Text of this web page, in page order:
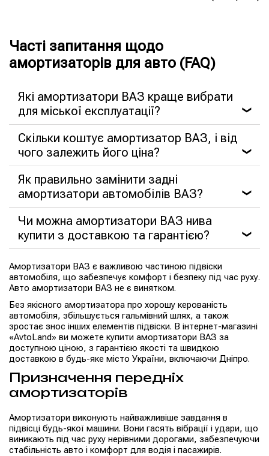
Часті запитання щодо
амортизаторів для авто (FAQ)
Які амортизатори ВАЗ краще вибрати
для міської експлуатації?
❯
Скільки коштує амортизатор ВАЗ, і від
чого залежить його ціна?
❯
Як правильно замінити задні
амортизатори автомобілів ВАЗ?
❯
Чи можна амортизатори ВАЗ нива
купити з доставкою та гарантією?
❯
Амортизатори ВАЗ є важливою частиною підвіски
автомобіля, що забезпечує комфорт і безпеку під час руху.
Авто амортизатори ВАЗ не є винятком.
Без якісного амортизатора про хорошу керованість
автомобіля, збільшується гальмівний шлях, а також
зростає знос інших елементів підвіски. В інтернет-магазині
«AvtoLand» ви можете купити амортизатори ВАЗ за
доступною ціною, з гарантією якості та швидкою
доставкою в будь-яке місто України, включаючи Дніпро.
Призначення передніх
амортизаторів
Амортизатори виконують найважливіше завдання в
підвісці будь-якої машини. Вони гасять вібрації і удари, що
виникають під час руху нерівними дорогами, забезпечуючи
стабільність авто і комфорт для водія і пасажирів.